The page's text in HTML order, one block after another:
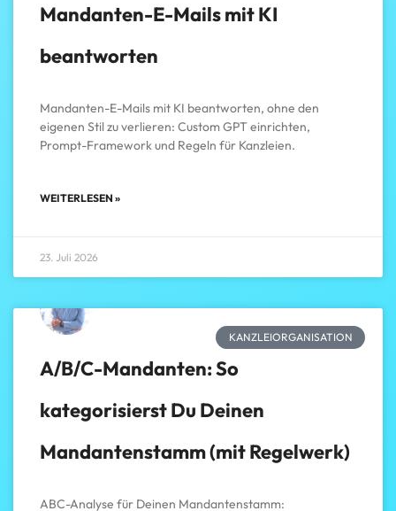
Mandanten-E-Mails mit KI
beantworten
Mandanten-E-Mails mit KI beantworten, ohne den
eigenen Stil zu verlieren: Custom GPT einrichten,
Prompt-Framework und Regeln für Kanzleien.
WEITERLESEN »
23. Juli 2026
KANZLEIORGANISATION
A/B/C-Mandanten: So
kategorisierst Du Deinen
Mandantenstamm (mit Regelwerk)
ABC-Analyse für Deinen Mandantenstamm: